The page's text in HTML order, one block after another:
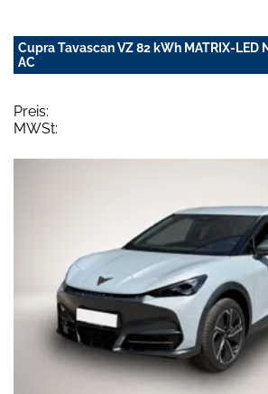
Cupra Tavascan VZ 82 kWh MATRIX-LED
AC
Preis:
MWSt: